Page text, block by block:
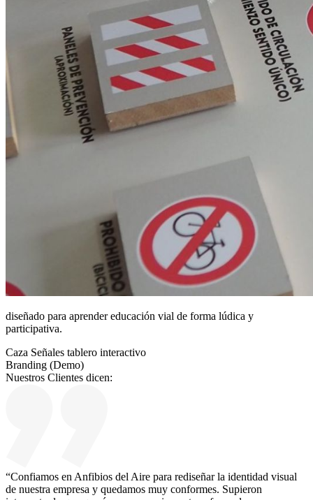
diseñado para aprender educación vial de forma lúdica y
participativa.
Caza Señales tablero interactivo
Branding (Demo)
Nuestros Clientes dicen:
“Confiamos en Anfibios del Aire para rediseñar la identidad visual
de nuestra empresa y quedamos muy conformes. Supieron